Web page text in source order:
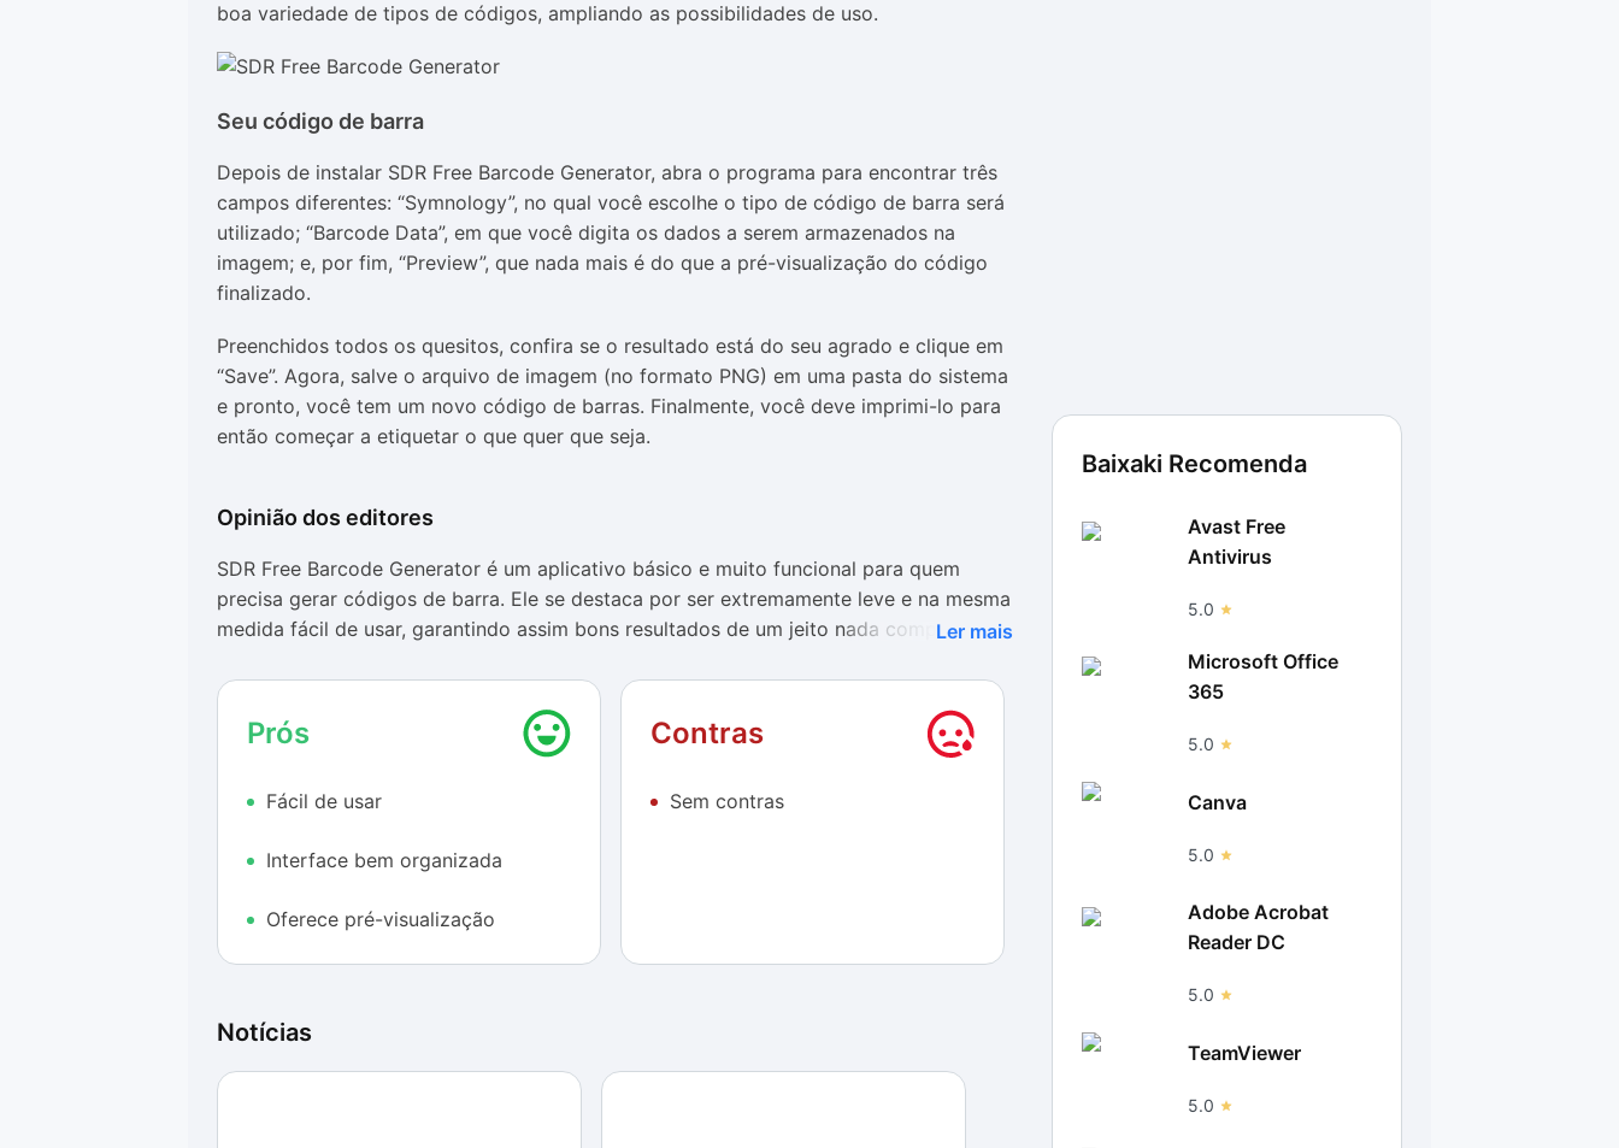
boa variedade de tipos de códigos, ampliando as possibilidades de uso.
Seu código de barra
Depois de instalar SDR Free Barcode Generator, abra o programa para encontrar três
campos diferentes: “Symnology”, no qual você escolhe o tipo de código de barra será
utilizado; “Barcode Data”, em que você digita os dados a serem armazenados na
imagem; e, por fim, “Preview”, que nada mais é do que a pré-visualização do código
finalizado.
Preenchidos todos os quesitos, confira se o resultado está do seu agrado e clique em
“Save”. Agora, salve o arquivo de imagem (no formato PNG) em uma pasta do sistema
e pronto, você tem um novo código de barras. Finalmente, você deve imprimi-lo para
então começar a etiquetar o que quer que seja.
Opinião dos editores
SDR Free Barcode Generator é um aplicativo básico e muito funcional para quem
precisa gerar códigos de barra. Ele se destaca por ser extremamente leve e na mesma
medida fácil de usar, garantindo assim bons resultados de um jeito nada complicado. O
O visual do SDR Free Barcode Generator é também muito claro, com uma interface
limpa e sem qualquer banner de propaganda. Ali não constam nem mesmo menus de
ponto, há uma característica interessante: depois de inserir algum dado, basta navegar
outro recurso que facilita a compreensão daquilo que você está fazendo no SDR Free
Barcode Generator. Sem dúvida, este aplicativo é ideal para quem precisa criar códigos
Ler mais
Prós
Fácil de usar
Interface bem organizada
Oferece pré-visualização
Contras
Sem contras
Notícias
Baixaki Recomenda
Avast Free
Antivirus
5.0
Microsoft Office
365
5.0
Canva
5.0
Adobe Acrobat
Reader DC
5.0
TeamViewer
5.0